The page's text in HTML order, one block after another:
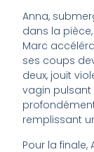
Anna,
dans la
Marc
ses coups
deux, jouit
vagin pulsant
remplissant
Pour la finale,